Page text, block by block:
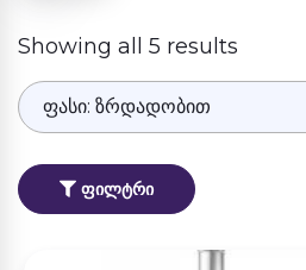
Showing all 5 results
ფასი: ზრდადობით
ᲤᲘᲚᲢᲠᲘ